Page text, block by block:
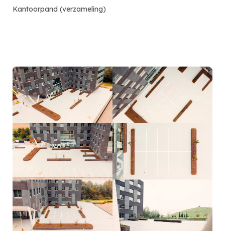
Kantoorpand (verzameling)